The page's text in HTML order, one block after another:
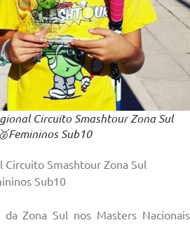
Circuito Smashtour Zona Sul
Sub10
Smashtour Zona Sul
Sub10
Zona Sul nos Masters Nacionais